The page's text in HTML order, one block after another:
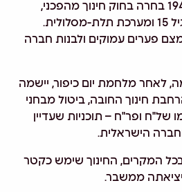
בריטניה ההרוסה של 1945 בחרה בחוק חינוך מהפכני,
שהנהיג חינוך חובה עד גיל 15 ומערכת תלת-מסלולית.
פערים עמוקים ולבנות חברה
לאחר מלחמת יום כיפור, יישמה
חינוך החובה, ביטול מבחני
של"ח ופר"ח – תוכניות שעדיין
הישראלית.
המקרים, החינוך שימש כקטר
ממשבר.